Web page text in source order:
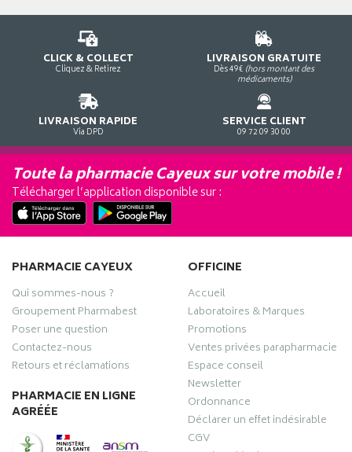
CLICK & COLLECT
Cliquez & Retirez
LIVRAISON GRATUITE
Dès 49€ (hors montant des
médicaments)
LIVRAISON RAPIDE
Via DPD
SERVICE CLIENT
09 72 09 30 00
Toute la pharmacie Cayeux sur votre mobile !
Télécharger l’application disponible sur :
PHARMACIE CAYEUX
Qui sommes-nous ?
Groupement Pharmabest
Poser une question
Contactez-nous
Retours et réclamations
PHARMACIE EN LIGNE
AGRÉÉE
OFFICINE
Accueil
Laboratoires & Marques
Promotions
Ventes privées parapharmacie
Espace conseil
Newsletter
Ordonnance
Déclarer un effet indésirable
CGV